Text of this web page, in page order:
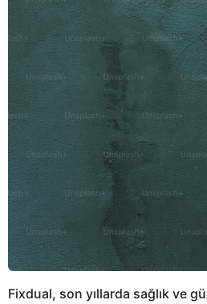
Fixdual, son yıllarda sağlık ve